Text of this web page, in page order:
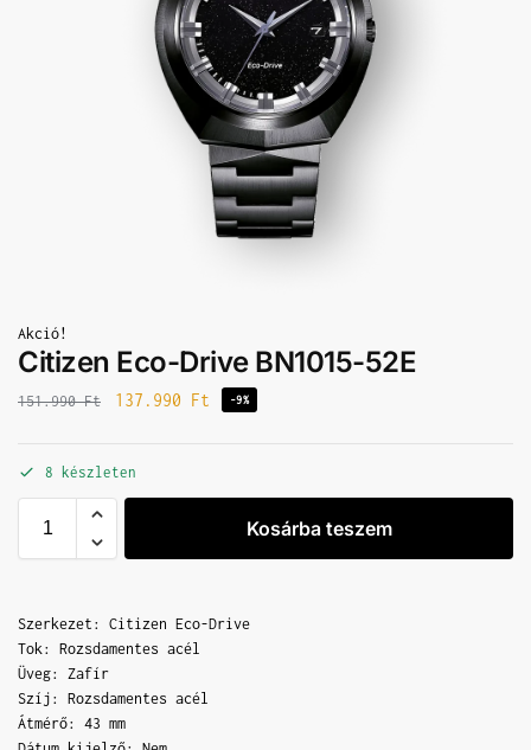
Akció!
Citizen Eco-Drive BN1015-52E
151.990Ft 137.990 Ft -9%
8 készleten
Kosárba teszem
Szerkezet: Citizen Eco-Drive
Tok: Rozsdamentes acél
Üveg: Zafír
Szíj: Rozsdamentes acél
Átmérő: 43 mm